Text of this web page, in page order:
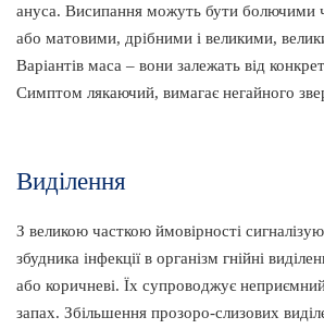
ануса. Висипання можуть бути болючими
або матовими, дрібними і великими,
Варіантів маса – вони залежать від
Симптом лякаючий, вимагає негайного
Виділення
З великою часткою ймовірності
збудника інфекції в організм гнійні
або коричневі. Їх супроводжує
запах. Збільшення прозоро-слизових